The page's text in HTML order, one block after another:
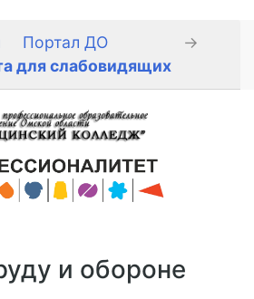
Портал ДО
→
для слабовидящих
и обороне